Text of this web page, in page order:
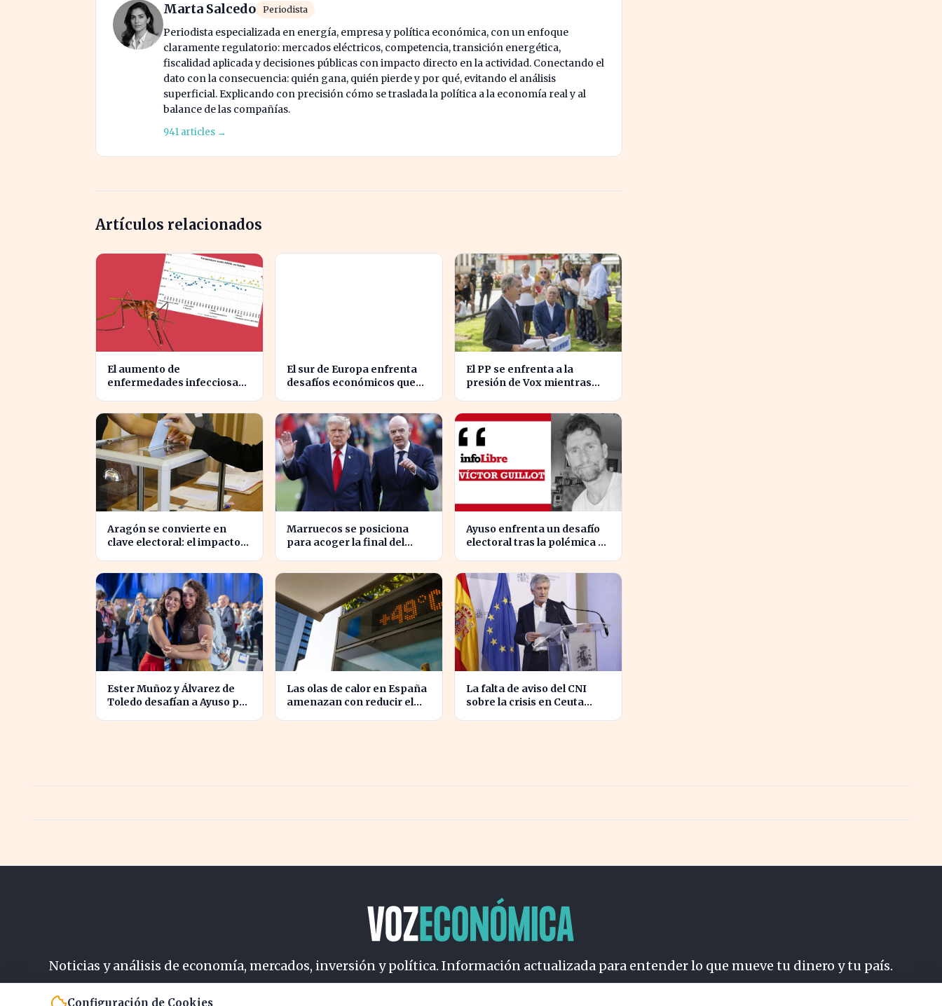
Marta Salcedo Periodista
Periodista especializada en energía, empresa y política económica, con un enfoque
claramente regulatorio: mercados eléctricos, competencia, transición energética,
fiscalidad aplicada y decisiones públicas con impacto directo en la actividad. Conectando el
dato con la consecuencia: quién gana, quién pierde y por qué, evitando el análisis
superficial. Explicando con precisión cómo se traslada la política a la economía real y al
balance de las compañías.
941 articles →
Artículos relacionados
El aumento de
enfermedades infecciosas
El sur de Europa enfrenta
desafíos económicos que
El PP se enfrenta a la
presión de Vox mientras
Aragón se convierte en
clave electoral: el impacto
Marruecos se posiciona
para acoger la final del
Ayuso enfrenta un desafío
electoral tras la polémica de
Ester Muñoz y Álvarez de
Toledo desafían a Ayuso por
Las olas de calor en España
amenazan con reducir el
La falta de aviso del CNI
sobre la crisis en Ceuta
Noticias y análisis de economía, mercados, inversión y política. Información actualizada para entender lo que mueve tu dinero y tu país.
Configuración de Cookies